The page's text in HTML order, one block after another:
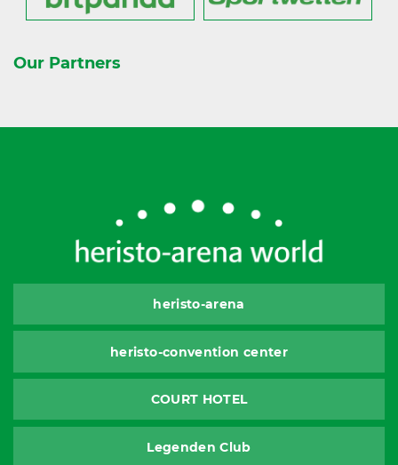
Our Partners
heristo-arena
heristo-convention center
COURT HOTEL
Legenden Club